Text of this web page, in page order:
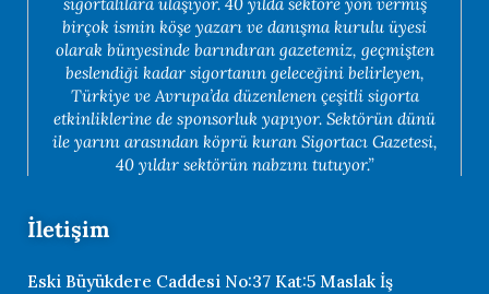
birçok ismin köşe yazarı ve danışma kurulu üyesi
olarak bünyesinde barındıran gazetemiz, geçmişten
beslendiği kadar sigortanın geleceğini belirleyen,
Türkiye ve Avrupa’da düzenlenen çeşitli sigorta
etkinliklerine de sponsorluk yapıyor. Sektörün dünü
ile yarını arasından köprü kuran Sigortacı Gazetesi,
40 yıldır sektörün nabzını tutuyor.”
İletişim
Eski Büyükdere Caddesi No:37 Kat:5 Maslak İş